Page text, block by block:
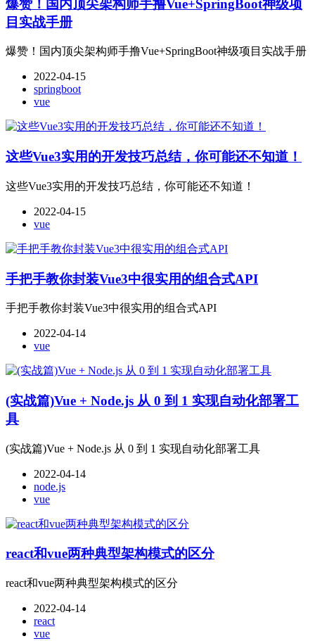
爆赞！国内顶尖架构师手撸Vue+SpringBoot神级项
目实战手册
爆赞！国内顶尖架构师手撸Vue+SpringBoot神级项目实战手册
2022-04-15
springboot
vue
这些Vue3实用的开发技巧总结，你可能还不知道！
这些Vue3实用的开发技巧总结，你可能还不知道！
2022-04-15
vue
手把手教你封装Vue3中很实用的组合式API
手把手教你封装Vue3中很实用的组合式API
2022-04-14
vue
(实战篇)Vue + Node.js 从 0 到 1 实现自动化部署工
具
(实战篇)Vue + Node.js 从 0 到 1 实现自动化部署工具
2022-04-14
node.js
vue
react和vue两种典型架构模式的区分
react和vue两种典型架构模式的区分
2022-04-14
react
vue